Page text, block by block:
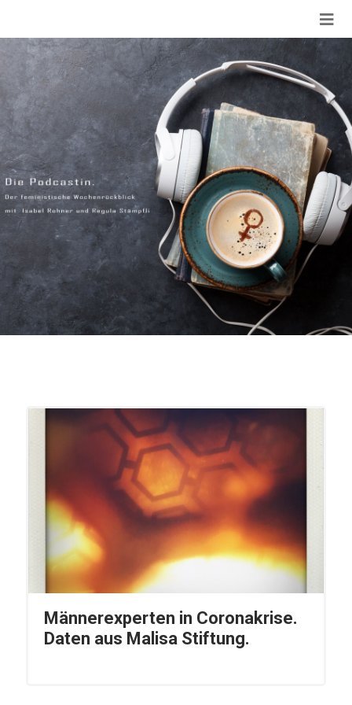
Männerexperten in Coronakrise.
Daten aus Malisa Stiftung.